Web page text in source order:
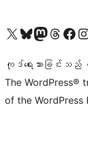
ကျွန်ုပ်တို့၏ X (ယခင် Twitter) အကောင့်သို့ သွားရောက်ကြည့်ရှုပါကျွန်ုပ်တို့၏ Bluesky အကောင့်သို့ ဝင်ရောက်ကြည့်ရှုရန်
ကျွန်ုပ်တို့၏ Mastodon အကောင့်သို့ သွားရောက်ကြည့်ရှုပါကျွန်ုပ်တို့၏ Threads အကောင့်သို့ ဝင်ရောက်ကြည့်ရှုရန်
ကျွန်ုပ်တို့၏ Facebook စာမျက်နှာသို့ သွားရောက်ကြည့်ရှုပါကျွန်ုပ်တို့၏ Instagram အကောင့်သို့
ကုဒ်ရေးသားခြင်းသ
The WordPress®
of the WordPress